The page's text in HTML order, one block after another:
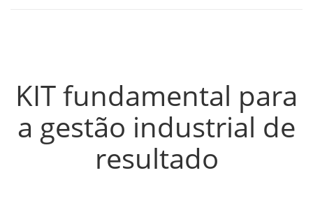
KIT fundamental para
a gestão industrial de
resultado